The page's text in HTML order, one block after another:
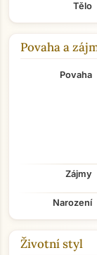
Tělo
Povaha a
Povaha
Zájmy
Narození
Životní styl